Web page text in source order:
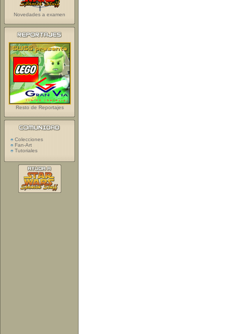
Novedades a examen
Resto de Reportajes
Colecciones
Fan-Art
Tutoriales